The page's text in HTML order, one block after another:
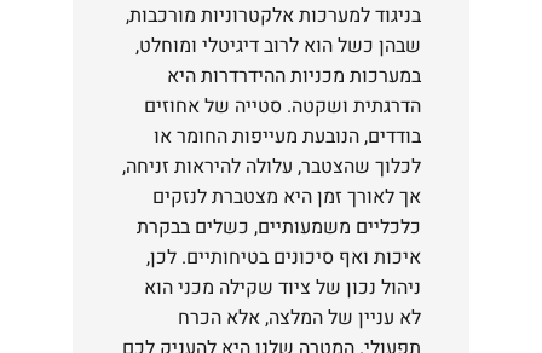
בניגוד למערכות אלקטרוניות מורכבות,
שבהן כשל הוא לרוב דיגיטלי ומוחלט,
במערכות מכניות ההידרדרות היא
הדרגתית ושקטה. סטייה של אחוזים
בודדים, הנובעת מעייפות החומר או
לכלוך שהצטבר, עלולה להיראות זניחה,
אך לאורך זמן היא מצטברת לנזקים
כלכליים משמעותיים, כשלים בבקרת
איכות ואף סיכונים בטיחותיים. לכן,
ניהול נכון של ציוד שקילה מכני הוא
לא עניין של המלצה, אלא הכרח